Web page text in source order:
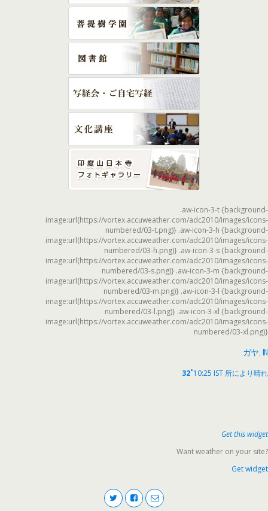
.aw-icon-3-t {background-
image:url(https://vortex.accuweather.com/adc2010/images/icons-
numbered/03-t.png)} .aw-icon-3-h {background-
image:url(https://vortex.accuweather.com/adc2010/images/icons-
numbered/03-h.png)} .aw-icon-3-s {background-
image:url(https://vortex.accuweather.com/adc2010/images/icons-
numbered/03-s.png)} .aw-icon-3-m {background-
image:url(https://vortex.accuweather.com/adc2010/images/icons-
numbered/03-m.png)} .aw-icon-3-l {background-
image:url(https://vortex.accuweather.com/adc2010/images/icons-
numbered/03-l.png)} .aw-icon-3-xl {background-
image:url(https://vortex.accuweather.com/adc2010/images/icons-
numbered/03-xl.png)}
ガヤ, IN
32°10:25 IST 所により晴れ
Get this widget
Want weather on your site?
Get widget